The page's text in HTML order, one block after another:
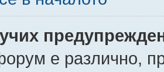
е различно,